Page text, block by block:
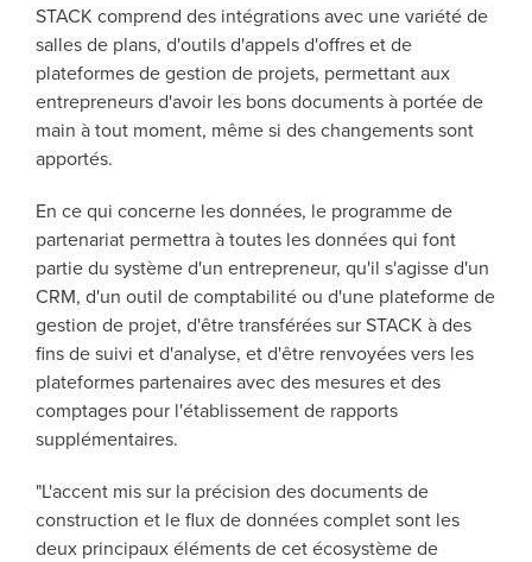
STACK comprend des intégrations avec une variété de
salles de plans, d'outils d'appels d'offres et de
plateformes de gestion de projets, permettant aux
entrepreneurs d'avoir les bons documents à portée de
main à tout moment, même si des changements sont
apportés.
En ce qui concerne les données, le programme de
partenariat permettra à toutes les données qui font
partie du système d'un entrepreneur, qu'il s'agisse d'un
CRM, d'un outil de comptabilité ou d'une plateforme de
gestion de projet, d'être transférées sur STACK à des
fins de suivi et d'analyse, et d'être renvoyées vers les
plateformes partenaires avec des mesures et des
comptages pour l'établissement de rapports
supplémentaires.
"L'accent mis sur la précision des documents de
construction et le flux de données complet sont les
deux principaux éléments de cet écosystème de